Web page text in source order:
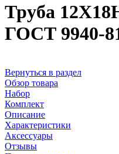
Труба
ГОСТ 9940-
Вернуться в раздел
Обзор товара
Набор
Комплект
Описание
Характеристики
Аксессуары
Отзывы